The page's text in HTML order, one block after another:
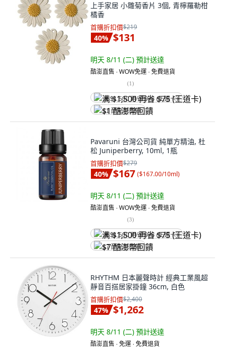
上手家居 小雛菊香片 3個, 青檸羅勒柑
橘香
首購折扣價$219
40% $131
明天 8/11 (二) 預計送達
酷澎直售 ∙ WOW免運 ∙ 免費退貨
(1)
满 $1,500 再省 $75 (王道卡)
$1 酷澎幣回饋
Pavaruni 台灣公司貨 純單方精油, 杜
松 Juniperberry, 10ml, 1瓶
首購折扣價$279
40% $167 ($167.00/10ml)
明天 8/11 (二) 預計送達
酷澎直售 ∙ WOW免運 ∙ 免費退貨
(3)
满 $1,500 再省 $75 (王道卡)
$7 酷澎幣回饋
RHYTHM 日本麗聲時計 經典工業風超
靜音百搭居家掛鐘 36cm, 白色
首購折扣價$2,400
47% $1,262
明天 8/11 (二) 預計送達
酷澎直售 ∙ 免運 ∙ 免費退貨